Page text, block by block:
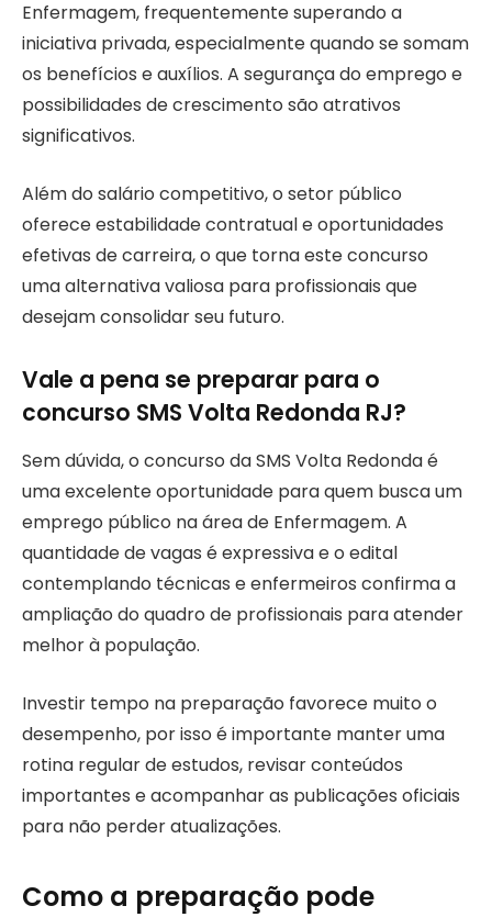
Enfermagem, frequentemente superando a
iniciativa privada, especialmente quando se somam
os benefícios e auxílios. A segurança do emprego e
possibilidades de crescimento são atrativos
significativos.
Além do salário competitivo, o setor público
oferece estabilidade contratual e oportunidades
efetivas de carreira, o que torna este concurso
uma alternativa valiosa para profissionais que
desejam consolidar seu futuro.
Vale a pena se preparar para o
concurso SMS Volta Redonda RJ?
Sem dúvida, o concurso da SMS Volta Redonda é
uma excelente oportunidade para quem busca um
emprego público na área de Enfermagem. A
quantidade de vagas é expressiva e o edital
contemplando técnicas e enfermeiros confirma a
ampliação do quadro de profissionais para atender
melhor à população.
Investir tempo na preparação favorece muito o
desempenho, por isso é importante manter uma
rotina regular de estudos, revisar conteúdos
importantes e acompanhar as publicações oficiais
para não perder atualizações.
Como a preparação pode